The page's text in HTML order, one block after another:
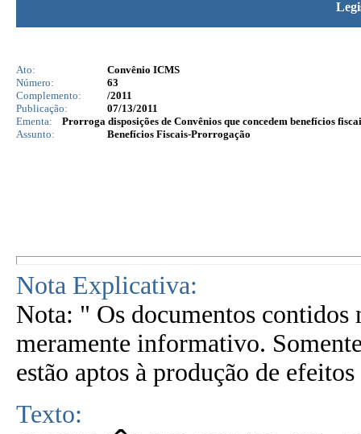
Ato:
Convênio ICMS
Número:
63
Complemento:
/2011
Publicação:
07/13/2011
Ementa:
Prorroga disposições de Convênios que concedem benefícios
Assunto:
Benefícios Fiscais-Prorrogação
Nota Explicativa:
Nota: " Os documentos contidos
meramente informativo.
estão aptos à produção de
Texto: